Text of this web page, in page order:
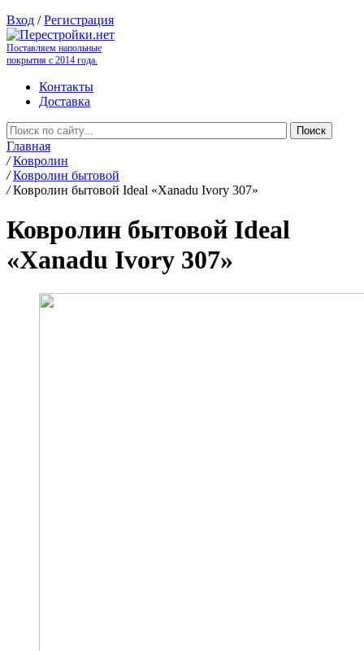
Вход /Регистрация
Поставляем напольные
покрытия с 2014 года.
Контакты
Доставка
Главная
/ Ковролин
/ Ковролин бытовой
/ Ковролин бытовой Ideal «Xanadu Ivory 307»
Ковролин бытовой Ideal
«Xanadu Ivory 307»